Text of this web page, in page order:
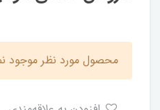
محصول مورد نظر موجود